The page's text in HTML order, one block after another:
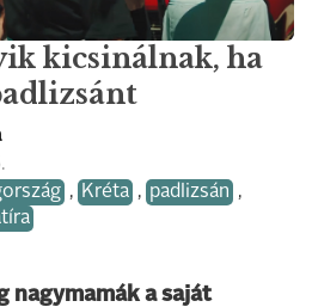
kicsinálnak, ha
, Kréta , padlizsán ,
nagymamák a saját